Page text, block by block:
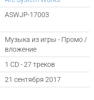
ASWJP-17003
Музыка из игры - Промо /
вложение
1 CD - 27 треков
21 сентября 2017